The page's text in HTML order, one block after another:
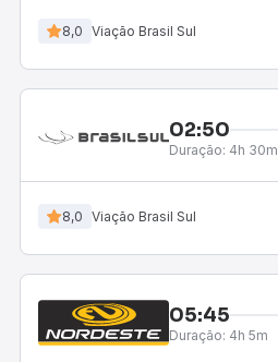
8,0 Viação Brasil Sul
02:50
Duração: 4h 30m
8,0 Viação Brasil Sul
05:45
Duração: 4h 5m